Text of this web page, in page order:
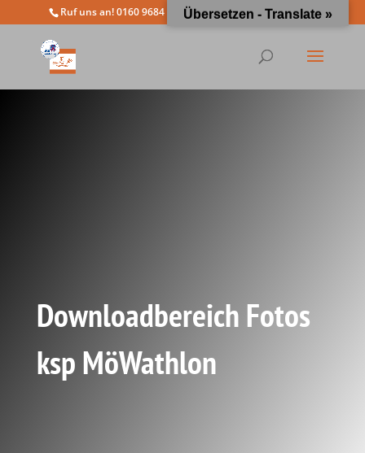
Ruf uns an! 0160 9684 4963 info@moewathlon.de
Downloadbereich Fotos
ksp MöWathlon
Übersetzen - Translate »